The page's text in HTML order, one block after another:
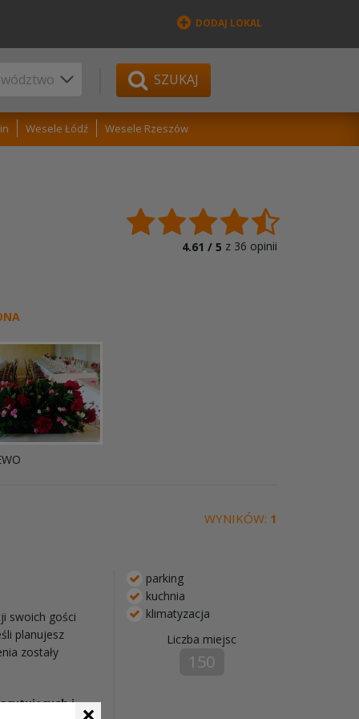
DODAJ LOKAL
SZUKAJ
Wesele Łódź Wesele Rzeszów
4.61 / 5 z 36 opinii
WYNIKÓW: 1
swoich gości
planujesz
zostały
i
parking
kuchnia
klimatyzacja
Liczba miejsc
150